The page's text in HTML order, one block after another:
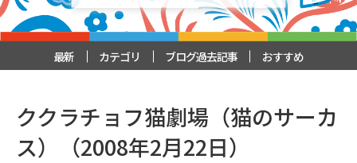
最新 カテゴリ ブログ過去記事 おすすめ
ククラチョフ猫劇場（猫のサーカ
ス）（2008年2月22日）